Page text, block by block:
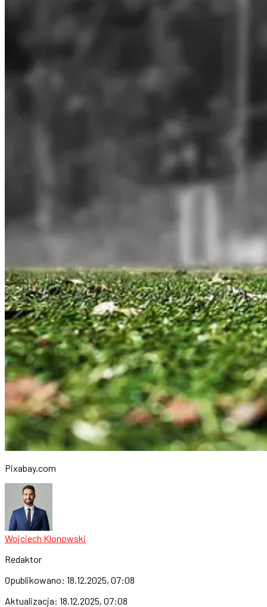
Pixabay.com
Wojciech Klonowski
Redaktor
Opublikowano: 18.12.2025, 07:08
Aktualizacja: 18.12.2025, 07:08